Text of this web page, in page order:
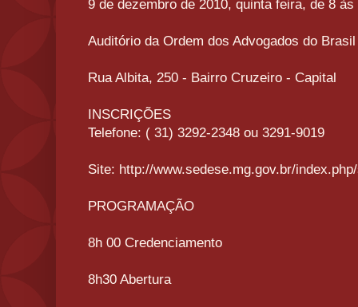
9 de dezembro de 2010, quinta feira, de 8 às
Auditório da Ordem dos Advogados do
Rua Albita, 250 - Bairro Cruzeiro - Capital
INSCRIÇÕES
Telefone: ( 31) 3292-2348 ou 3291-9019
Site: http://www.sedese.mg.gov.br/
PROGRAMAÇÃO
8h 00 Credenciamento
8h30 Abertura